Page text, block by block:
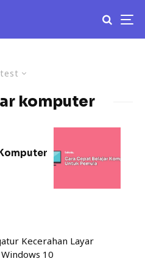
komputer
Kecerahan Layar
10